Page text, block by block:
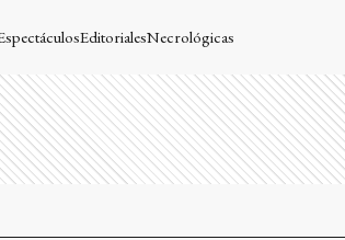
EditorialesNecrológicas